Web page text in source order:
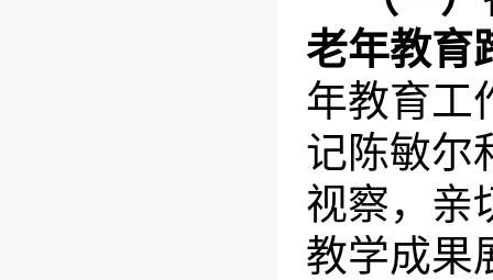
老年教育
年教育工
记陈敏尔
视察，亲
教学成果